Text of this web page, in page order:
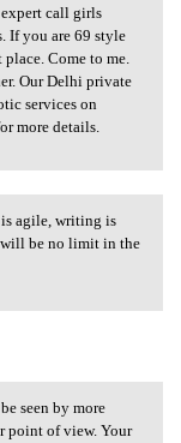
call girls
If you are 69 style
Come to me.
Our Delhi private
services on
more details.
agile, writing is
be no limit in the
must
seen by more
point of view. Your